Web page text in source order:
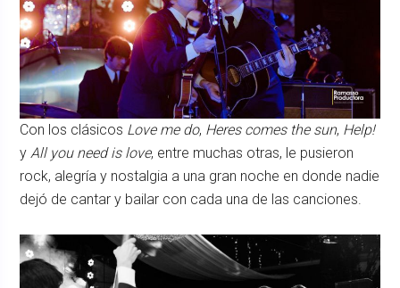
Con los clásicos Love me do, Heres comes the sun, Help!
yAll you need is love, entre muchas otras, le pusieron
rock, alegría y nostalgia a una gran noche en donde nadie
dejó de cantar y bailar con cada una de las canciones.